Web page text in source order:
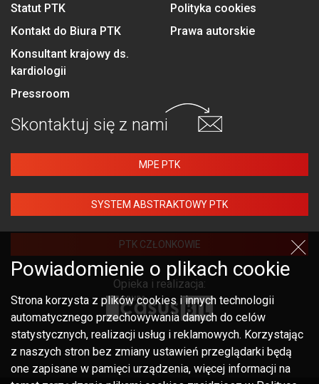
Statut PTK
Kontakt do Biura PTK
Konsultant krajowy ds.
kardiologii
Pressroom
Polityka cookies
Prawa autorskie
Skontaktuj się z nami
MPE PTK
SYSTEM ABSTRAKTOWY PTK
PTK CZŁONKOWIE
Opieka i realizacja:
Powiadomienie o plikach cookie
Strona korzysta z plików cookies i innych technologii
automatycznego przechowywania danych do celów
statystycznych, realizacji usług i reklamowych. Korzystając
z naszych stron bez zmiany ustawień przeglądarki będą
one zapisane w pamięci urządzenia, więcej informacji na